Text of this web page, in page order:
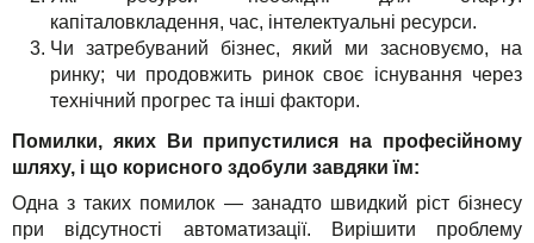
капіталовкладення, час, інтелектуальні ресурси.
Чи затребуваний бізнес, який ми засновуємо, на
ринку; чи продовжить ринок своє існування через
технічний прогрес та інші фактори.
Помилки, яких Ви припустилися на професійному
шляху, і що корисного здобули завдяки їм:
Одна з таких помилок — занадто швидкий ріст бізнесу
при відсутності автоматизації. Вирішити проблему